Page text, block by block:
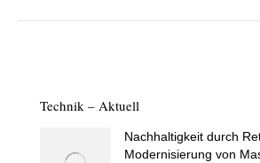
Technik – Aktuell
Nachhaltigkeit durch
Modernisierung von